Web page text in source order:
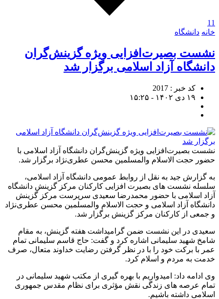
11
خانه دانشگاه
نشست بصیرت‌افزایی ویژه گزینش‌گران
دانشگاه آزاد اسلامی برگزار شد
کد خبر : 2017
۱۹ دی ۱۴۰۲ - ۱۵:۲۵
نشست بصیرت‌افزایی ویژه گزینش‌گران دانشگاه آزاد اسلامی با
حضور حجت الاسلام والمسلمین محسن عطری‌نژاد برگزار شد.
به گزارش جید به نقل از روابط عمومی دانشگاه آزاد اسلامی،
سلسله نشست های بصیرت افزایی کارکنان مرکز گزینش دانشگاه
آزاد اسلامی با حضور محمدرضا سعیدی سرپرست مرکز گزینش
دانشگاه آزاد اسلامی و حجت الاسلام والمسلمین محسن عطری‌نژاد
و جمعی از کارکنان مرکز گزینش برگزار شد.
سعیدی در این نشست ضمن گرامیداشت هفته گزینش، به مقام
شامخ شهید سلیمانی اشاره کرد و گفت: حاج قاسم سلیمانی تمام
عمر با برکت خود را با در نظر گرفتن رضایت خداوند متعال، صرف
خدمت به مردم و اسلام کرد.
وی ادامه داد: امیدواریم با بهره گیری از مکتب شهید سلیمانی در
تمام عرصه های زندگی نقش مؤثری برای نظام مقدس جمهوری
اسلامی داشته باشیم.